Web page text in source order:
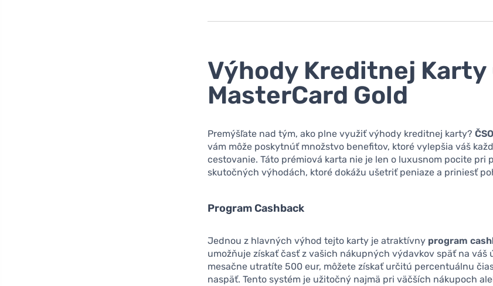
Výhody Kreditnej Karty
MasterCard Gold
Premýšľate nad tým, ako plne využiť výhody kreditnej karty?
vám môže poskytnúť množstvo benefitov, ktoré vylepšia váš
cestovanie. Táto prémiová karta nie je len o luxusnom pocite pri
skutočných výhodách, ktoré dokážu ušetriť peniaze a priniesť
Program Cashback
Jednou z hlavných výhod tejto karty je atraktívny program
umožňuje získať časť z vašich nákupných výdavkov späť na váš
mesačne utratíte 500 eur, môžete získať určitú percentuálnu
naspäť. Tento systém je užitočný najmä pri väčších nákupoch